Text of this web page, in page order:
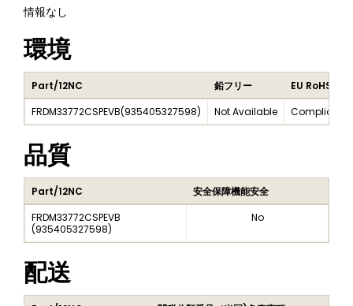
情報なし
環境
Part/12NC 鉛フリー
EU RoHS
FRDM33772CSPEVB(935405327598) Not Available Compliant
品質
Part/12NC
安全保障機能安全
FRDM33772CSPEVB
(935405327598)
No
配送